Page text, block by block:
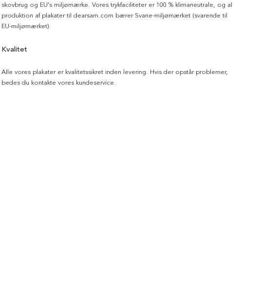
skovbrug og EU's miljømærke. Vores trykfaciliteter er 100 % klimaneutrale, og al
produktion af plakater til dearsam.com bærer Svane-miljømærket (svarende til
EU-miljømærket).
Kvalitet
Alle vores plakater er kvalitetssikret inden levering. Hvis der opstår problemer,
bedes du kontakte vores kundeservice.